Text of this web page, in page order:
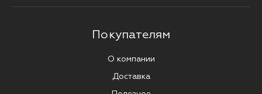
Покупателям
О компании
Доставка